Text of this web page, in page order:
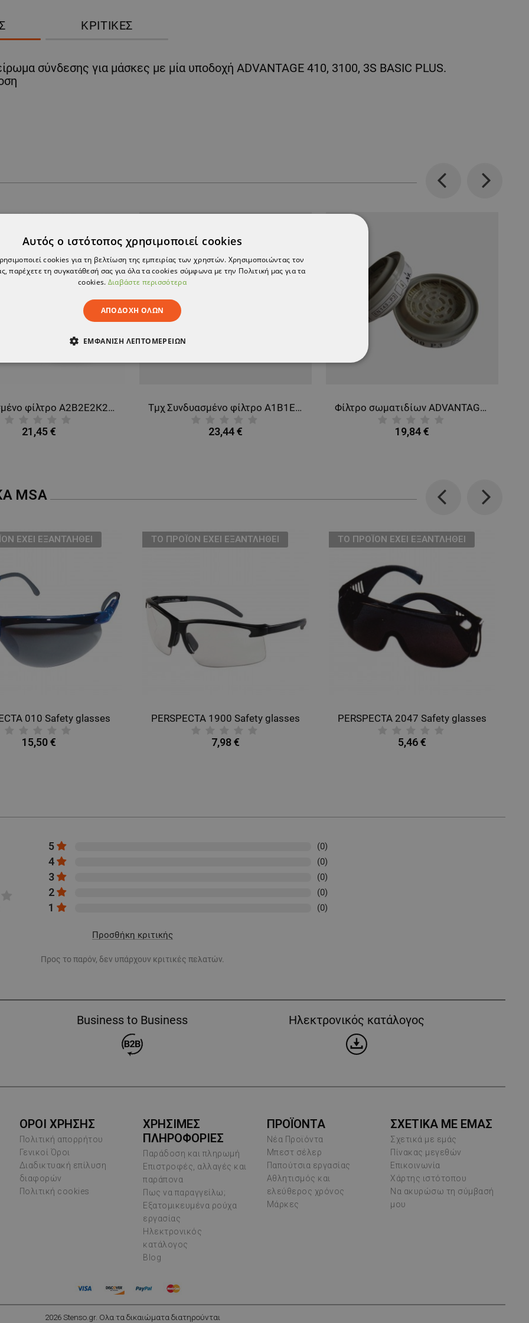
ΚΡΙΤΙΚΈΣ
σύνδεσης για μάσκες με μία υποδοχή ADVANTAGE 410, 3100, 3S BASIC PLUS.
Previous
Συνδυασμένο φίλτρο А2В2Е2К2 Р3
21,45 €
Τμχ Συνδυασμένο φίλτρο А1В1Е1 3M 6057 - 2
23,44 €
Φίλτρο σωματιδίων ADVANTAGE P3 R
19,84 €
Next
MSA
Previous
ΈΧΕΙ ΕΞΑΝΤΛΗΘΕΊ
010 Safety glasses
15,50 €
ТΟ ΠΡΟΪΌΝ ΈΧΕΙ ΕΞΑΝΤΛΗΘΕΊ
PERSPECTA 1900 Safety glasses
7,98 €
ТΟ ΠΡΟΪΌΝ ΈΧΕΙ ΕΞΑΝΤΛΗΘΕΊ
PERSPECTA 2047 Safety glasses
5,46 €
Next
5 (0)
4 (0)
3 (0)
2 (0)
1 (0)
Προσθήκη κριτικής
Προς το παρόν, δεν υπάρχουν κριτικές πελατών.
Business to Business Ηλεκτρονικός κατάλογος
ΟΡΟΙ ΧΡΗΣΗΣ
Πολιτική απορρήτου
Γενικοί Όροι
Διαδικτυακή επίλυση
διαφορών
Πολιτική cookies
ΧΡΗΣΙΜΕΣ
ΠΛΗΡΟΦΟΡΙΕΣ
Παράδοση και πληρωμή
Επιστροφές, αλλαγές και
παράπονα
Πως να παραγγείλω;
Εξατομικευμένα ρούχα
εργασίας
Ηλεκτρονικός
κατάλογος
Blog
ΠΡΟΪΌΝΤΑ
Νέα Προϊόντα
Μπεστ σέλερ
Παπούτσια εργασίας
Αθλητισμός και
ελεύθερος χρόνος
Μάρκες
ΣΧΕΤΙΚΑ ΜΕ ΕΜΑΣ
Σχετικά με εμάς
Πίνακας μεγεθών
Επικοινωνία
Χάρτης ιστότοπου
Να ακυρώσω τη σύμβασή
μου
2026 Stenso.gr. Ολα τα δικαιώματα διατηρούνται
Αυτός ο ιστότοπος χρησιμοποιεί cookies
cookies για τη βελτίωση της εμπειρίας των χρηστών. Χρησιμοποιώντας τον
παρέχετε τη συγκατάθεσή σας για όλα τα cookies σύμφωνα με την Πολιτική μας για τα
cookies. Διαβάστε περισσότερα
ΑΠΟΔΟΧΉ ΌΛΩΝ
ΕΜΦΆΝΙΣΗ ΛΕΠΤΟΜΕΡΕΙΏΝ
ΑΠΌΔΟΣΗΣ